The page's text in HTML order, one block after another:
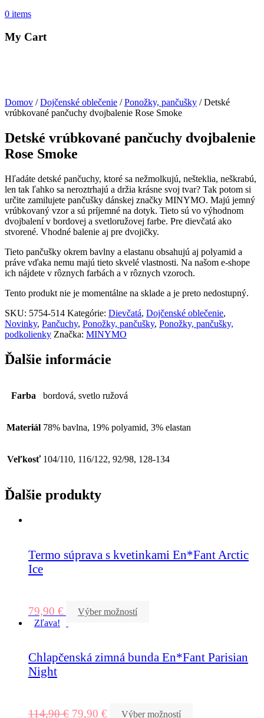
0 items
My Cart
Domov /Dojčenské oblečenie /Ponožky, pančušky / Detské
vrúbkované pančuchy dvojbalenie Rose Smoke
Detské vrúbkované pančuchy dvojbalenie
Rose Smoke
Hľadáte detské pančuchy, ktoré sa nežmolkujú, nešteklia, neškrabú,
len tak ľahko sa neroztrhajú a držia krásne svoj tvar? Tak potom si
určite zamilujete pančušky dánskej značky MINYMO. Majú jemný
vrúbkovaný vzor a sú príjemné na dotyk. Tieto sú vo výhodnom
dvojbalení v bordovej a svetloružovej farbe. Pre dievčatá ako
stvorené. Vhodné balenie aj pre dvojičky.
Tieto pančušky okrem bavlny a elastanu obsahujú aj polyamid a
práve vďaka nemu majú tieto skvelé vlastnosti. Na našom e-shope
ich nájdete v rôznych farbách a v rôznych vzoroch.
Tento produkt nie je momentálne na sklade a je preto nedostupný.
SKU: 5754-514 Kategórie: Dievčatá, Dojčenské oblečenie,
Novinky, Pančuchy, Ponožky, pančušky, Ponožky, pančušky,
podkolienky Značka: MINYMO
Ďalšie informácie
Farba bordová, svetlo ružová
Materiál 78% bavlna, 19% polyamid, 3% elastan
Veľkosť 104/110, 116/122, 92/98, 128-134
Ďalšie produkty
Termo súprava s kvetinkami En*Fant Arctic
Ice
79,90 €
Výber možností
Zľava!
Chlapčenská zimná bunda En*Fant Parisian
Night
114,90€ 79,90 € Výber možností